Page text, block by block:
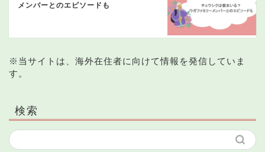
メンバーとのエピソードも
※当サイトは、海外在住者に向けて情報を発信していま
す。
検索